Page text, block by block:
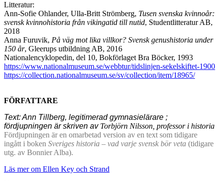
Litteratur:
Ann-Sofie Ohlander, Ulla-Britt Strömberg, Tusen svenska kvinnoår:
svensk kvinnohistoria från vikingatid till nutid, Studentlitteratur AB,
2018
Anna Furuvik, På väg mot lika villkor? Svensk genushistoria under
150 år, Gleerups utbildning AB, 2016
Nationalencyklopedin, del 10, Bokförlaget Bra Böcker, 1993
https://www.nationalmuseum.se/webbtur/tidslinjen-sekelskiftet-1900
https://collection.nationalmuseum.se/sv/collection/item/18965/
FÖRFATTARE
Text: Ann Tillberg, legitimerad gymnasielärare ;
fördjupningen är skriven av Torbjörn Nilsson, professor i historia
Fördjupningen är en omarbetad version av en text som tidigare
ingått i boken Sveriges historia – vad varje svensk bör veta (tidigare
utg. av Bonnier Alba).
Läs mer om Ellen Key och Strand